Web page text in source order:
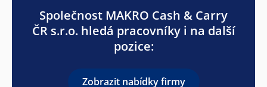
Společnost MAKRO Cash & Carry
ČR s.r.o. hledá pracovníky i na další
pozice:
Zobrazit nabídky firmy